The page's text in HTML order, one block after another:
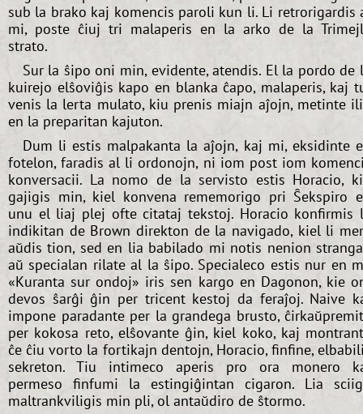
sub la brako kaj komencis paroli kun li. Li retrorigardis
mi, poste ĉiuj tri malaperis en la arko de la
strato.
Sur la ŝipo oni min, evidente, atendis. El la pordo de
kuirejo elŝoviĝis kapo en blanka ĉapo, malaperis, kaj
venis la lerta mulato, kiu prenis miajn aĵojn, metinte
en la preparitan kajuton.
Dum li estis malpakanta la aĵojn, kaj mi, eksidinte
fotelon, faradis al li ordonojn, ni iom post iom
konversacii. La nomo de la servisto estis Horacio,
gajigis min, kiel konvena rememorigo pri Ŝekspiro
unu el liaj plej ofte citataj tekstoj. Horacio konfirmis
indikitan de Brown direkton de la navigado, kiel li
aŭdis tion, sed en lia babilado mi notis nenion
aŭ specialan rilate al la ŝipo. Specialeco estis nur en
«Kuranta sur ondoj» iris sen kargo en Dagonon, kie
devos ŝarĝi ĝin per tricent kestoj da feraĵoj. Naive
impone paradante per la grandega brusto,
per kokosa reto, elŝovante ĝin, kiel koko, kaj
ĉe ĉiu vorto la fortikajn dentojn, Horacio, finfine,
sekreton. Tiu intimeco aperis pro ora monero
permeso finfumi la estingiĝintan cigaron. Lia
maltrankviligis min pli, ol antaŭdiro de ŝtormo.